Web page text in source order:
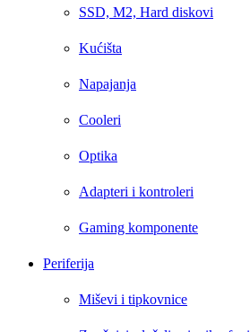
SSD, M2, Hard diskovi
Kućišta
Napajanja
Cooleri
Optika
Adapteri i kontroleri
Gaming komponente
Periferija
Miševi i tipkovnice